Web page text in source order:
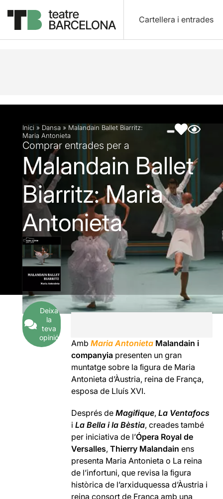
Cartellera i entrades
Descripció Fitxa artística Fotos i vídeos
Inici » Dansa » Malandain Ballet Biarritz:
Maria Antonieta
Comprar entrades per a
Malandain Ballet
Biarritz: Maria
Antonieta
Deixa
la
teva
opinió
Amb Maria Antonieta Malandain i
companyia presenten un gran
muntatge sobre la ﬁgura de Maria
Antonieta d’Àustria, reina de França,
esposa de Lluís XVI.
Després deMagiﬁque,La Ventafocs
iLa Bella i la Bèstia, creades també
per iniciativa de l’Ópera Royal de
Versalles,Thierry Malandain ens
presenta Maria Antonieta o La reina
de l’infortuni, que revisa la ﬁgura
històrica de l’arxiduquessa d’Àustria i
reina consort de França amb una